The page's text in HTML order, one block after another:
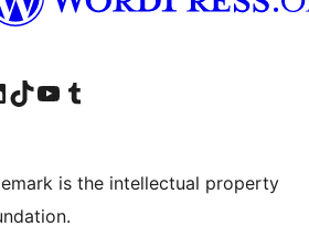
na Facebooku
účet Instagram
náš účet LinkedIn
Navštívte náš účet na platforme TikTok
Navštívte náš kanál YouTube
Navštívte náš účet na platforme Tumblr
is the intellectual property